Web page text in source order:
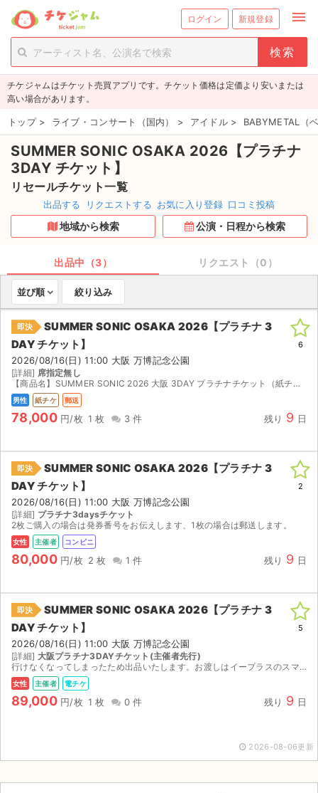
ログイン 新規登録 menu
person_add 新規会員登録
チケットを探す
新着チケット
値下げしたチケット
都道府県からチケットを探す
もうすぐ開催のチケット
取扱チケット
ライブ・コンサート（国内）
ライブ・コンサート（海外）
イベント
スポーツ
ご利用ガイド
ご利用ガイド
手数料・お支払い方法
AIに質問する
お知らせ
チケジャムはチケット売買アプリです。チケット価格は定価より安いまたは
高い場合があります。
トップ > ライブ・コンサート（国内） > アイドル > BABYMETAL（
SUMMER SONIC OSAKA 2026【プラチナ
3DAY チケット】
リセールチケット一覧
出品する リクエストする お気に入り登録 口コミ投稿
地域から検索 公演・日程から検索
出品中（3） リクエスト（0）
並び順 絞り込み
即決
SUMMER SONIC OSAKA 2026【プラチナ 3
DAY チケット】
2026/08/16(日) 11:00 大阪 万博記念公園
[詳細] 席指定無し
【商品名】SUMMER SONIC 2026 大阪 3DAY プラチナチケット（紙チケット） 【商品説明】SUMMER SONIC 2026（大阪）の3DAYプラチナチケットです。開催期間中す...
男性 紙チケ 郵送
78,000 円/枚 1 枚 3 件 残り 9 日
6
即決
SUMMER SONIC OSAKA 2026【プラチナ 3
DAY チケット】
2026/08/16(日) 11:00 大阪 万博記念公園
[詳細] プラチナ3daysチケット
2枚ご購入の場合は発券番号をお伝えします、1枚の場合は郵送します。
女性 主催者 コンビニ
80,000 円/枚 2 枚 1 件 残り 9 日
2
即決
SUMMER SONIC OSAKA 2026【プラチナ 3
DAY チケット】
2026/08/16(日) 11:00 大阪 万博記念公園
[詳細] 大阪プラチナ3DAYチケット(主催者先行)
行けなくなってしまったため出品いたします。お渡しはイープラスのスマチケで8/7の15時以降ダウンロード後に分配いたします。認証なしで受取可です。 公式のリセールがあればそちらで出品しようと思って...
女性 主催者 電チケ
89,000 円/枚 1 枚 0 件 残り 9 日
5
2026-08-06更新